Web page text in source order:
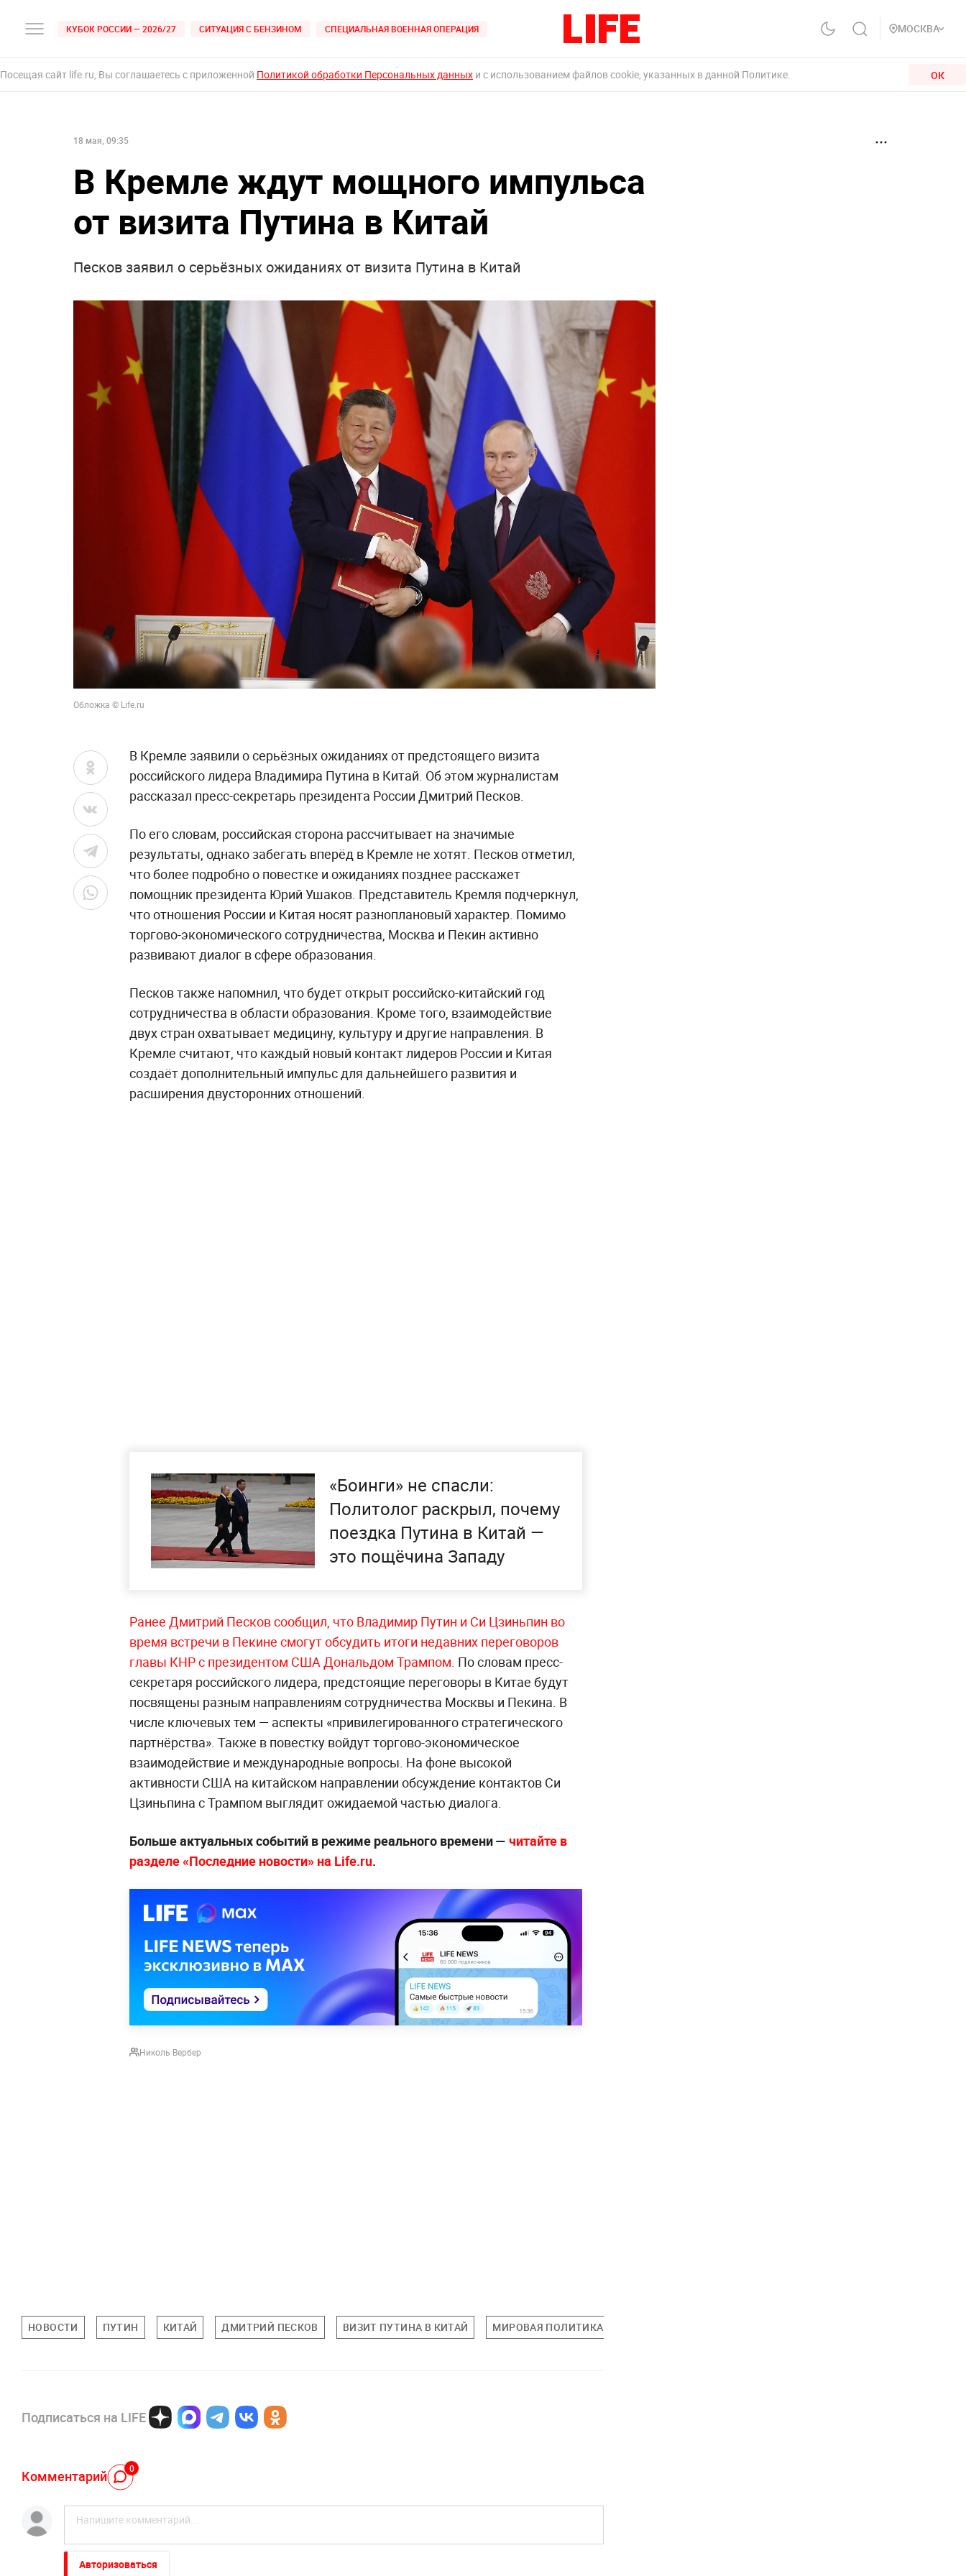
КУБОК РОССИИ — 2026/27 СИТУАЦИЯ С БЕНЗИНОМ СПЕЦИАЛЬНАЯ ВОЕННАЯ ОПЕРАЦИЯ МОСКВА
Посещая сайт life.ru, Вы соглашаетесь с приложенной Политикой обработки Персональных данных и с использованием файлов cookie, указанных в данной Политике. ОК
18 мая, 09:35
В Кремле ждут мощного импульса
от визита Путина в Китай
Песков заявил о серьёзных ожиданиях от визита Путина в Китай
Обложка © Life.ru
В Кремле заявили о серьёзных ожиданиях от предстоящего визита
российского лидера Владимира Путина в Китай. Об этом журналистам
рассказал пресс-секретарь президента России Дмитрий Песков.
По его словам, российская сторона рассчитывает на значимые
результаты, однако забегать вперёд в Кремле не хотят. Песков отметил,
что более подробно о повестке и ожиданиях позднее расскажет
помощник президента Юрий Ушаков. Представитель Кремля подчеркнул,
что отношения России и Китая носят разноплановый характер. Помимо
торгово-экономического сотрудничества, Москва и Пекин активно
развивают диалог в сфере образования.
Песков также напомнил, что будет открыт российско-китайский год
сотрудничества в области образования. Кроме того, взаимодействие
двух стран охватывает медицину, культуру и другие направления. В
Кремле считают, что каждый новый контакт лидеров России и Китая
создаёт дополнительный импульс для дальнейшего развития и
расширения двусторонних отношений.
«Боинги» не спасли:
Политолог раскрыл, почему
поездка Путина в Китай —
это пощёчина Западу
Ранее Дмитрий Песков сообщил, что Владимир Путин и Си Цзиньпин во
время встречи в Пекине смогут обсудить итоги недавних переговоров
главы КНР с президентом США Дональдом Трампом. По словам пресс-
секретаря российского лидера, предстоящие переговоры в Китае будут
посвящены разным направлениям сотрудничества Москвы и Пекина. В
числе ключевых тем — аспекты «привилегированного стратегического
партнёрства». Также в повестку войдут торгово-экономическое
взаимодействие и международные вопросы. На фоне высокой
активности США на китайском направлении обсуждение контактов Си
Цзиньпина с Трампом выглядит ожидаемой частью диалога.
Больше актуальных событий в режиме реального времени — читайте в
разделе «Последние новости» на Life.ru.
Николь Вербер
НОВОСТИ ПУТИН КИТАЙ ДМИТРИЙ ПЕСКОВ ВИЗИТ ПУТИНА В КИТАЙ МИРОВАЯ ПОЛИТИКА
Подписаться на LIFE
Комментарий 0
Авторизоваться